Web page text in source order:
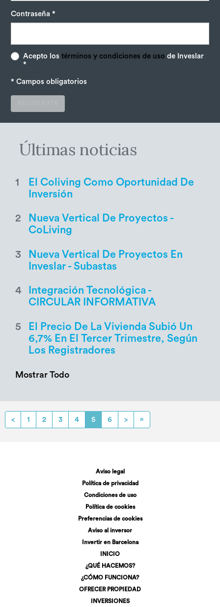
Contraseña *
Acepto lostérminos y condiciones de uso de Inveslar
*
* Campos obligatorios
Últimas noticias
1
El Coliving Como Oportunidad De
Inversión
2
Nueva Vertical De Proyectos -
CoLiving
3
Nueva Vertical De Proyectos En
Inveslar - Subastas
4
Integración Tecnológica -
CIRCULAR INFORMATIVA
5
El Precio De La Vivienda Subió Un
6,7% En El Tercer Trimestre, Según
Los Registradores
Mostrar Todo
< 1 2 3 4 5 6 > »
Aviso legal
Política de privacidad
Condiciones de uso
Política de cookies
Preferencias de cookies
Aviso al inversor
Invertir en Barcelona
INICIO
¿QUÉ HACEMOS?
¿CÓMO FUNCIONA?
OFRECER PROPIEDAD
INVERSIONES